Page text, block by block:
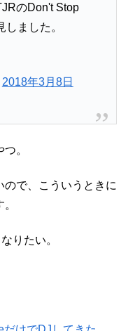
のDon't Stop
ました。
2018年3月8日
。
で、こういうときに
りたい。